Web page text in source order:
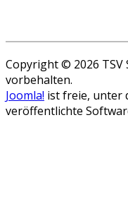
Copyright © 2026 TSV
vorbehalten.
Joomla! ist freie, unter
veröffentlichte